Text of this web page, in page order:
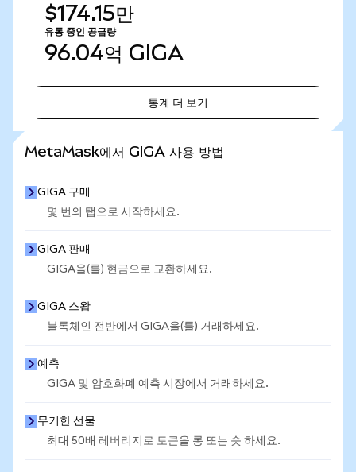
$174.15만
유통 중인 공급량
96.04억 GIGA
통계 더 보기
MetaMask에서 GIGA 사용 방법
GIGA 구매
몇 번의 탭으로 시작하세요.
GIGA 판매
GIGA을(를) 현금으로 교환하세요.
GIGA 스왑
블록체인 전반에서 GIGA을(를) 거래하세요.
예측
GIGA 및 암호화폐 예측 시장에서 거래하세요.
무기한 선물
최대 50배 레버리지로 토큰을 롱 또는 숏 하세요.